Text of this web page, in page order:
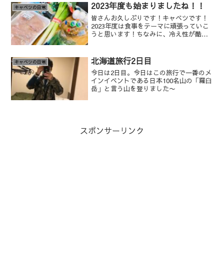
キャベツの日常 2023年度も始まりましたね！！
皆さんお久しぶりです！キャベツです！
2023年度は食事をテーマに頑張っていこ
うと思います！ちなみに、冷え性が酷い
キャベツの日常 北海道旅行2日目
今日は2日目。今日はこの旅行で一番のメ
インイベントである日本100名山の「羅臼
岳」と言う山を登りました〜
スポンサーリンク